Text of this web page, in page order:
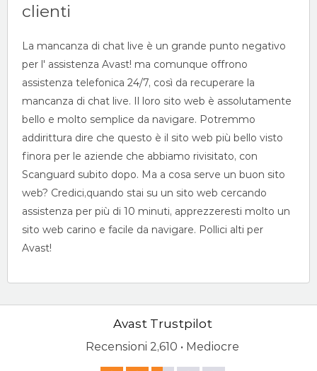
clienti
La mancanza di chat live è un grande punto negativo
per l' assistenza Avast! ma comunque offrono
assistenza telefonica 24/7, così da recuperare la
mancanza di chat live. Il loro sito web è assolutamente
bello e molto semplice da navigare. Potremmo
addirittura dire che questo è il sito web più bello visto
finora per le aziende che abbiamo rivisitato, con
Scanguard subito dopo. Ma a cosa serve un buon sito
web? Credici,quando stai su un sito web cercando
assistenza per più di 10 minuti, apprezzeresti molto un
sito web carino e facile da navigare. Pollici alti per
Avast!
Avast Trustpilot
Recensioni 2,610 • Mediocre